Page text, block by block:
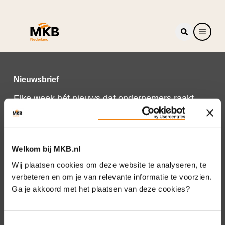
Welkom bij MKB.nl
Wij plaatsen cookies om deze website te analyseren, te
verbeteren en om je van relevante informatie te voorzien.
Ga je akkoord met het plaatsen van deze cookies?
Nieuwsbrief
Elke week hét nieuws dat ondernemers raakt.
Schrijf je nu in voor de MKB-Nederland
nieuwsbrief.
Schrijf je in
Direct naar
Over ons